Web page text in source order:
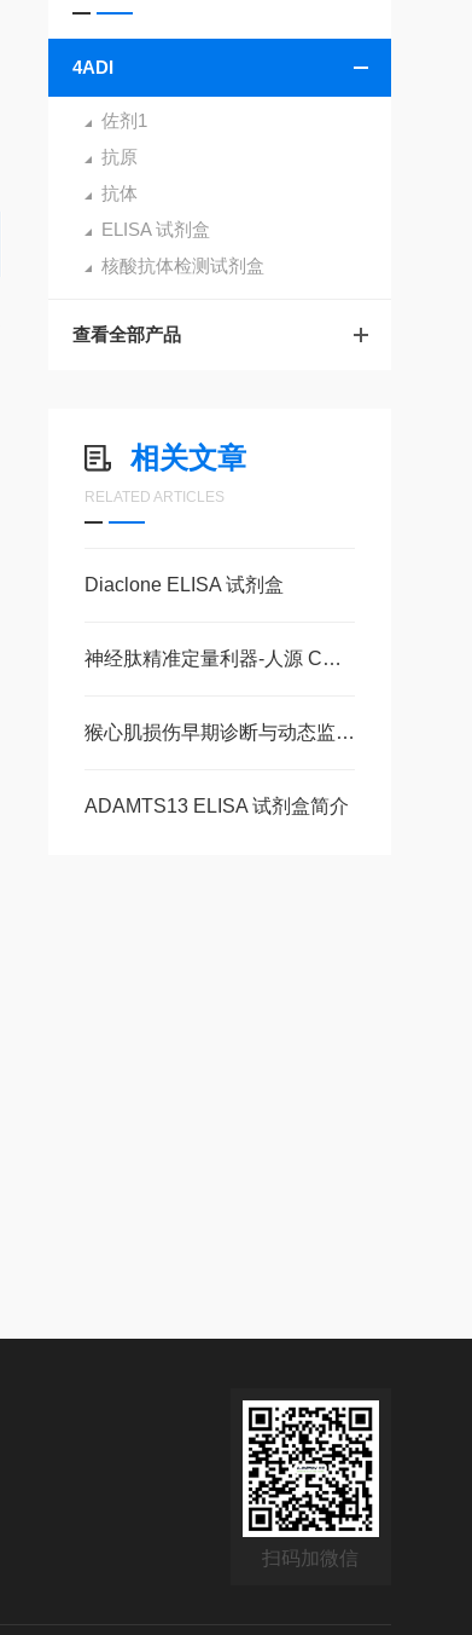
4ADI
佐剂1
抗原
抗体
ELISA 试剂盒
核酸抗体检测试剂盒
查看全部产品
相关文章
RELATED ARTICLES
Diaclone ELISA 试剂盒
神经肽精准定量利器-人源 CGRP ELISA 试剂盒，多类型样本直接检测
猴心肌损伤早期诊断与动态监测-猴肌红蛋白ELISA 试剂盒
ADAMTS13 ELISA 试剂盒简介
扫码加微信